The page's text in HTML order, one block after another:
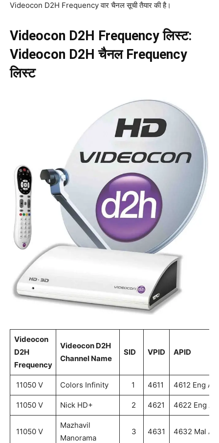
Videocon D2H Frequency वार चैनल सूची तैयार की है।
Videocon D2H Frequency लिस्ट:
Videocon D2H चैनल Frequency
लिस्ट
Videocon
D2H
Frequency
Videocon D2H
Channel Name
SID VPID APID
11050 V Colors Infinity 1 4611 4612 Eng
11050 V Nick HD+ 2 4621 4622 Eng
11050 V
Mazhavil
Manorama
3 4631 4632 Mal